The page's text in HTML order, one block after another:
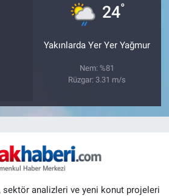
24°
Yakınlarda Yer Yer Yağmur
Nem: %81
Rüzgar: 3.31 m/s
sektör analizleri ve yeni konut projeleri